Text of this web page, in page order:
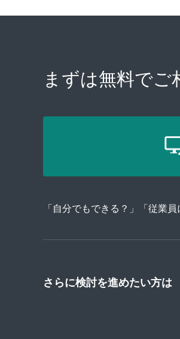
まずは無料でご
「自分でもできる？」「従業
さらに検討を進めたい方は